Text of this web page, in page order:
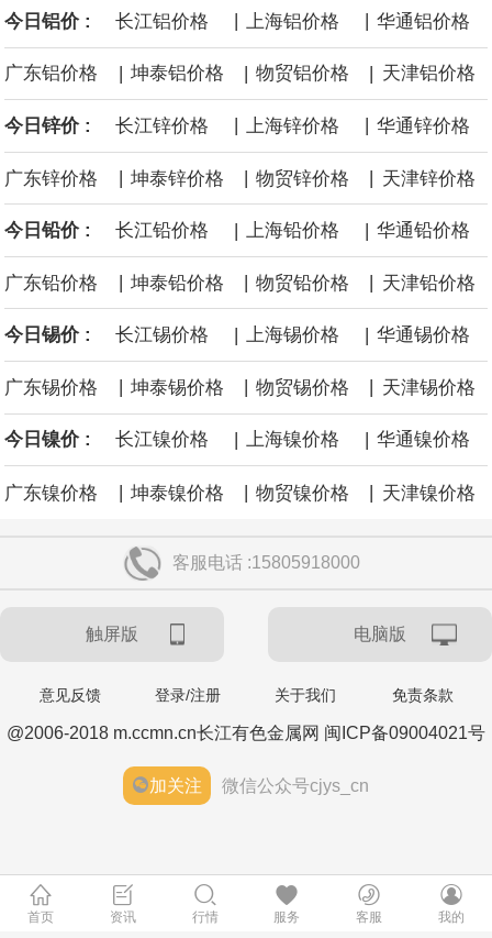
今年以来，国内钽价跳涨，涨幅接近1.4倍。
阿布扎比国家石油公司物流与服务部：两艘超大型气体运输船将于
2026年第四季度交付。
布伦特原油突破84美元/桶，日内涨1.85%。
今日铝价 : 长江铝价格 上海铝价格 华通铝价格
广东铝价格 | 坤泰铝价格 | 物贸铝价格 | 天津铝价格
今日锌价 : 长江锌价格 上海锌价格 华通锌价格
广东锌价格 | 坤泰锌价格 | 物贸锌价格 | 天津锌价格
今日铅价 : 长江铅价格 | 上海铅价格 | 华通铅价格
广东铅价格 坤泰铅价格 物贸铅价格 天津铅价格
今日锡价 : 长江锡价格 | 上海锡价格 | 华通锡价格
广东锡价格 坤泰锡价格 物贸锡价格 天津锡价格
今日镍价 : 长江镍价格 | 上海镍价格 | 华通镍价格
广东镍价格 | 坤泰镍价格 | 物贸镍价格 | 天津镍价格
客服电话 :15805918000
触屏版 电脑版
意见反馈 登录/注册 关于我们 免责条款
@2006-2018 m.ccmn.cn长江有色金属网 闽ICP备09004021号
加关注 微信公众号cjys_cn
首页 资讯 行情 服务 客服 我的